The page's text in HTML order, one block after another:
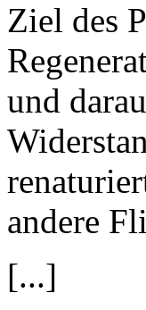
Ziel des
und
andere
[...]